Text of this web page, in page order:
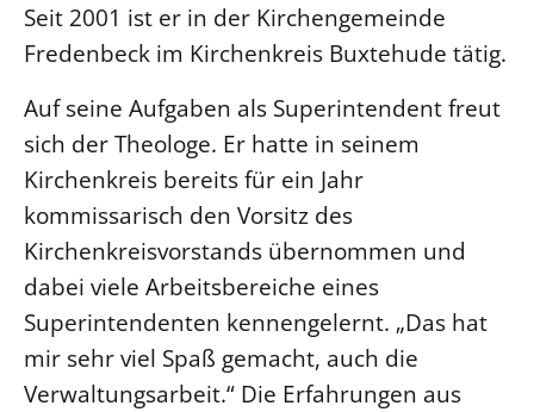
Seit 2001 ist er in der Kirchengemeinde
Fredenbeck im Kirchenkreis Buxtehude tätig.
Auf seine Aufgaben als Superintendent freut
sich der Theologe. Er hatte in seinem
Kirchenkreis bereits für ein Jahr
kommissarisch den Vorsitz des
Kirchenkreisvorstands übernommen und
dabei viele Arbeitsbereiche eines
Superintendenten kennengelernt. „Das hat
mir sehr viel Spaß gemacht, auch die
Verwaltungsarbeit.“ Die Erfahrungen aus
SERVICE
Älterwerden im Pfarrberuf
Beschwerdestellen
Ephoralbüro
Finanzplanung
Fundraising
IT-Service
Corporate Design
Interventionsplan
Jahresgespräche